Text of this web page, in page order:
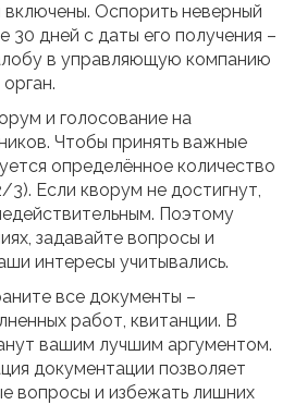
включены. Оспорить неверный
30 дней с даты его получения –
в управляющую компанию
и голосование на
Чтобы принять важные
определённое количество
Если кворум не достигнут,
Поэтому
задавайте вопросы и
интересы учитывались.
все документы –
работ, квитанции. В
вашим лучшим аргументом.
документации позволяет
вопросы и избежать лишних